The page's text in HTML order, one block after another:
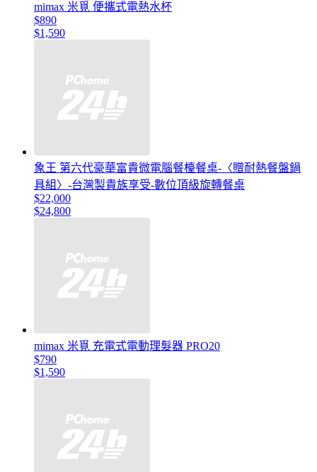
mimax 米覓 便攜式電熱水杯
$890
$1,590
象王 第六代豪華富貴微電腦餐檯餐桌-〈贈耐熱餐盤鍋
具組〉-台灣製貴族享受-數位頂級旋轉餐桌
$22,000
$24,800
mimax 米覓 充電式電動理髮器 PRO20
$790
$1,590